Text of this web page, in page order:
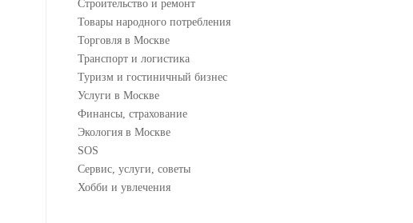
Строительство и ремонт
Товары народного потребления
Торговля в Москве
Транспорт и логистика
Туризм и гостиничный бизнес
Услуги в Москве
Финансы, страхование
Экология в Москве
SOS
Сервис, услуги, советы
Хобби и увлечения